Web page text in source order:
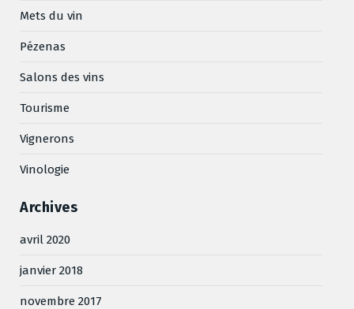
Mets du vin
Pézenas
Salons des vins
Tourisme
Vignerons
Vinologie
Archives
avril 2020
janvier 2018
novembre 2017